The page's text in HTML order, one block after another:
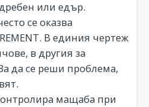
или едър.
се оказва
В единия чертеж
в другия за
да се реши проблема,
мащаба при